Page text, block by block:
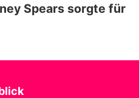
Spears sorgte für